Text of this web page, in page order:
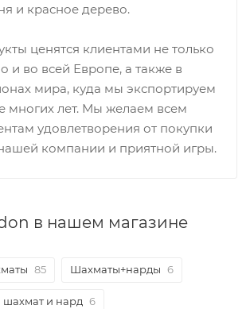
и красное дерево.
ценятся клиентами не только
и во всей Европе, а также в
мира, куда мы экспортируем
многих лет. Мы желаем всем
удовлетворения от покупки
компании и приятной игры.
в нашем магазине
85 Шахматы+нарды 6
шахмат и нард 6